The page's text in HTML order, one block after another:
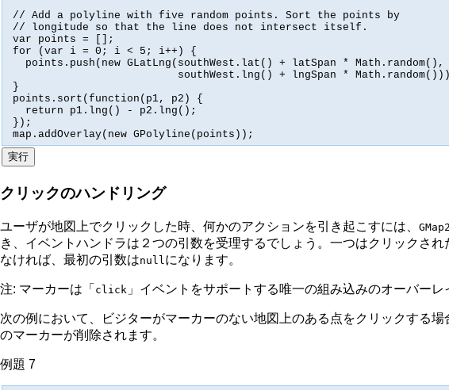
// Add a polyline with five random points. Sort the points by
// longitude so that the line does not intersect itself.
var points = [];
for (var i = 0; i < 5; i++) {
  points.push(new GLatLng(southWest.lat() + latSpan * Math.random(),
southWest.lng() + lngSpan *
}
points.sort(function(p1, p2) {
  return p1.lng() - p2.lng();
});
map.addOverlay(new GPolyline(points));
クリックのハンドリング
ユーザが地図上でクリックした時、何かのアクションを引き起こすには、 GMap2
き、イベントハンドラは２つの引数を受理するでしょう。一つはクリックさ
なければ、最初の引数はnull になります。
注: マーカーは「 click 」イベントをサポートする唯一の組み込みのオーバーレ
次の例において、ビジターがマーカーのない地図上のある点をクリックする
のマーカーが削除されます。
例題 7